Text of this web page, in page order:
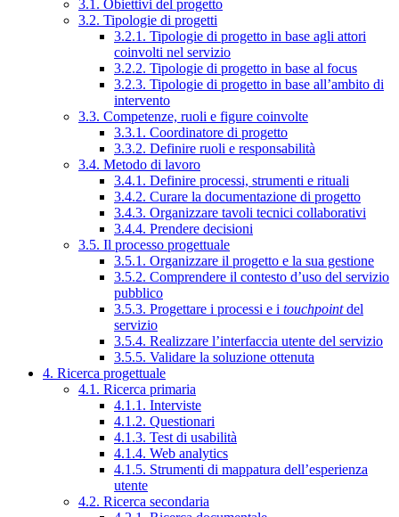
3.1. Obiettivi del progetto
3.2. Tipologie di progetti
3.2.1. Tipologie di progetto in base agli attori
coinvolti nel servizio
3.2.2. Tipologie di progetto in base al focus
3.2.3. Tipologie di progetto in base all’ambito di
intervento
3.3. Competenze, ruoli e figure coinvolte
3.3.1. Coordinatore di progetto
3.3.2. Definire ruoli e responsabilità
3.4. Metodo di lavoro
3.4.1. Definire processi, strumenti e rituali
3.4.2. Curare la documentazione di progetto
3.4.3. Organizzare tavoli tecnici collaborativi
3.4.4. Prendere decisioni
3.5. Il processo progettuale
3.5.1. Organizzare il progetto e la sua gestione
3.5.2. Comprendere il contesto d’uso del servizio
pubblico
3.5.3. Progettare i processi e i touchpointdel
servizio
3.5.4. Realizzare l’interfaccia utente del servizio
3.5.5. Validare la soluzione ottenuta
4. Ricerca progettuale
4.1. Ricerca primaria
4.1.1. Interviste
4.1.2. Questionari
4.1.3. Test di usabilità
4.1.4. Web analytics
4.1.5. Strumenti di mappatura dell’esperienza
utente
4.2. Ricerca secondaria